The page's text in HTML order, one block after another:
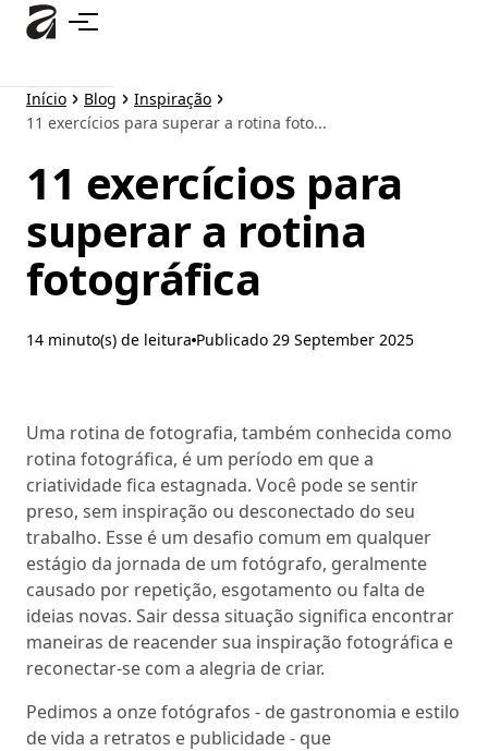
Pular
para
conteúdo
principal
Início Blog
Inspiração
11 exercícios para superar a rotina foto...
11 exercícios para
superar a rotina
fotográfica
14 minuto(s) de leitura Publicado 29 September 2025
Uma rotina de fotografia, também conhecida como
rotina fotográfica, é um período em que a
criatividade fica estagnada. Você pode se sentir
preso, sem inspiração ou desconectado do seu
trabalho. Esse é um desafio comum em qualquer
estágio da jornada de um fotógrafo, geralmente
causado por repetição, esgotamento ou falta de
ideias novas. Sair dessa situação significa encontrar
maneiras de reacender sua inspiração fotográfica e
reconectar-se com a alegria de criar.
Pedimos a onze fotógrafos - de gastronomia e estilo
de vida a retratos e publicidade - que